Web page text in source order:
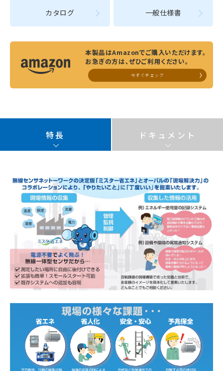
カタログ 一般仕様書
本製品はAmazonでご購入いただけます。
お急ぎの方は、ぜひご利用ください。
今すぐチェック
特長 ドキュメント